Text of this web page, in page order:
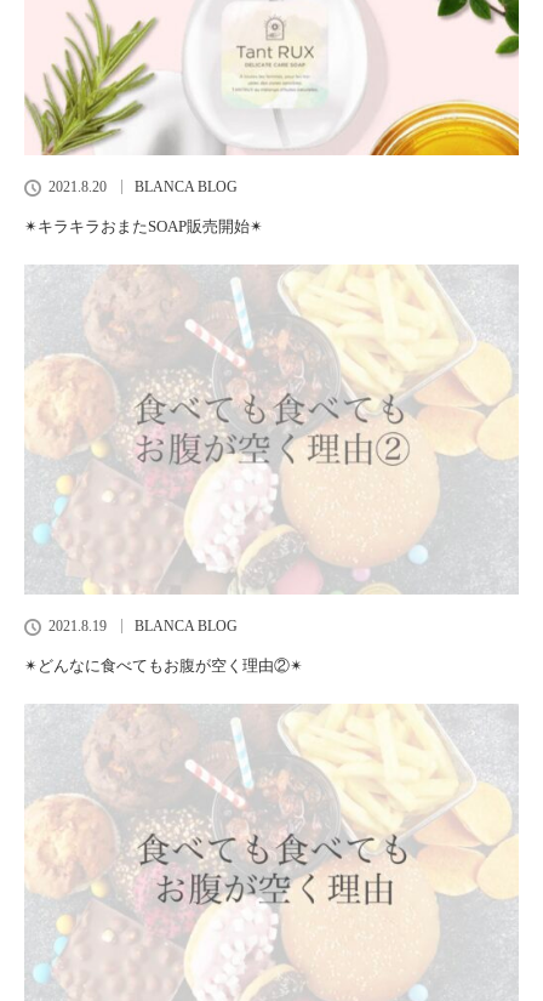
2021.8.20 BLANCA BLOG
✴︎キラキラおまたSOAP販売開始✴︎
2021.8.19 BLANCA BLOG
✴︎どんなに食べてもお腹が空く理由②✴︎